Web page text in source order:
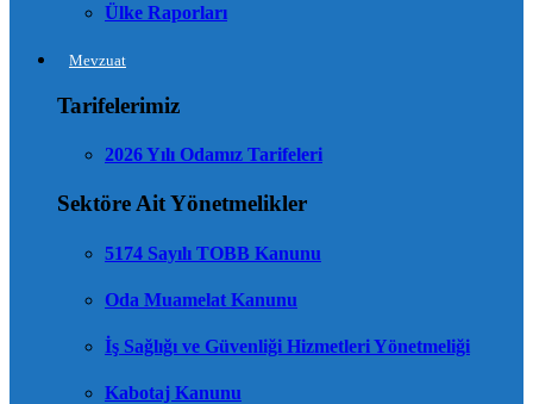
Ülke Raporları
Mevzuat
Tarifelerimiz
2026 Yılı Odamız Tarifeleri
Sektöre Ait Yönetmelikler
5174 Sayılı TOBB Kanunu
Oda Muamelat Kanunu
İş Sağlığı ve Güvenliği Hizmetleri Yönetmeliği
Kabotaj Kanunu